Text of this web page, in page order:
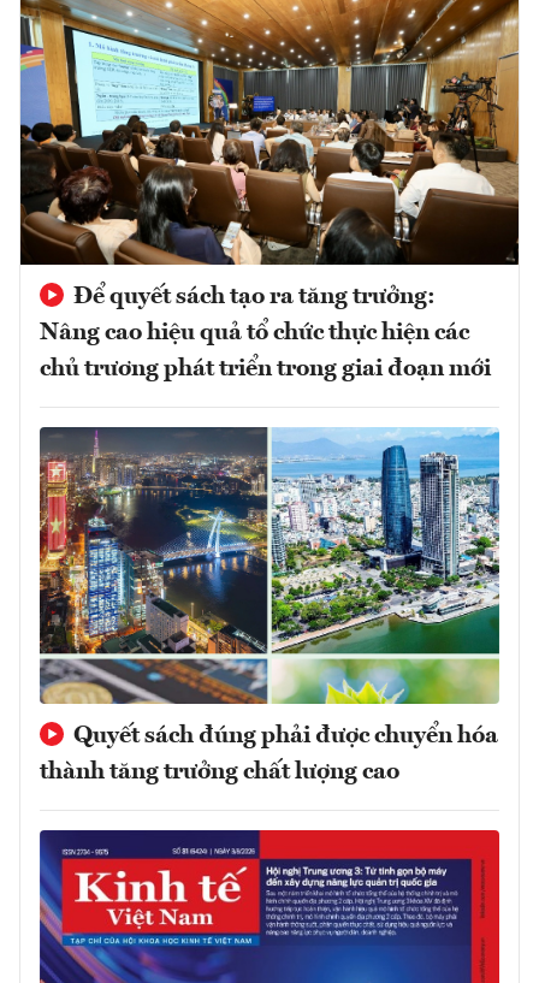
Để quyết sách tạo ra tăng trưởng:
Nâng cao hiệu quả tổ chức thực hiện các
chủ trương phát triển trong giai đoạn mới
Quyết sách đúng phải được chuyển hóa
thành tăng trưởng chất lượng cao